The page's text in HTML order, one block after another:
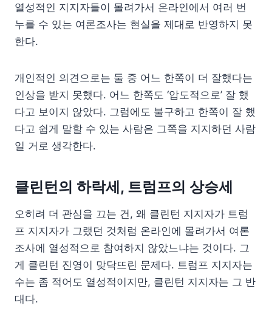
열성적인 지지자들이 몰려가서 온라인에서 여러 번
누를 수 있는 여론조사는 현실을 제대로 반영하지 못
한다.
개인적인 의견으로는 둘 중 어느 한쪽이 더 잘했다는
인상을 받지 못했다. 어느 한쪽도 ‘압도적으로’ 잘 했
다고 보이지 않았다. 그럼에도 불구하고 한쪽이 잘 했
다고 쉽게 말할 수 있는 사람은 그쪽을 지지하던 사람
일 거로 생각한다.
클린턴의 하락세, 트럼프의 상승세
오히려 더 관심을 끄는 건, 왜 클린턴 지지자가 트럼
프 지지자가 그랬던 것처럼 온라인에 몰려가서 여론
조사에 열성적으로 참여하지 않았느냐는 것이다. 그
게 클린턴 진영이 맞닥뜨린 문제다. 트럼프 지지자는
수는 좀 적어도 열성적이지만, 클린턴 지지자는 그 반
대다.